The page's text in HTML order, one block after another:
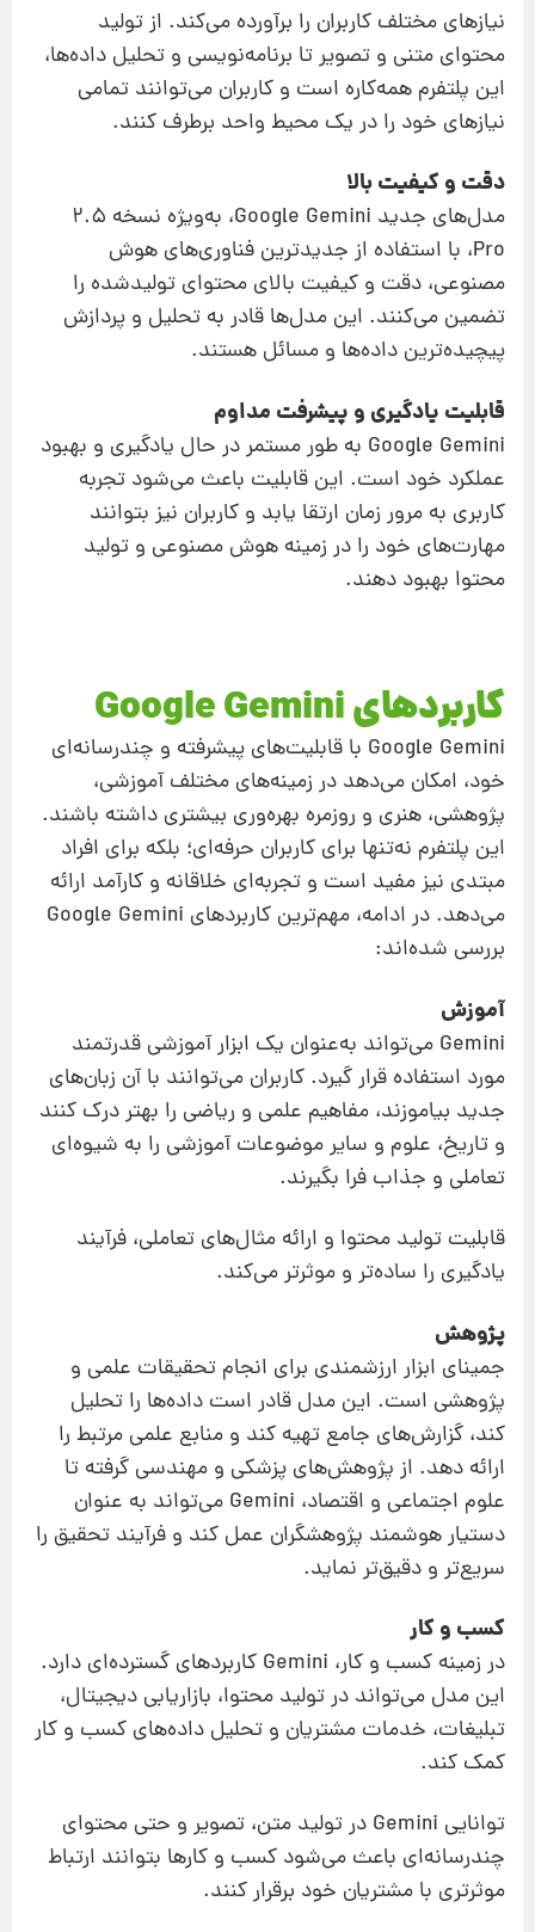
نیازهای مختلف کاربران را برآورده می‌کند. از تولید
محتوای متنی و تصویر تا برنامه‌نویسی و تحلیل داده‌ها،
این پلتفرم همه‌کاره است و کاربران می‌توانند تمامی
نیازهای خود را در یک محیط واحد برطرف کنند.
دقت و کیفیت بالا
مدل‌های جدید Google Gemini، به‌ویژه نسخه 2.5
Pro، با استفاده از جدیدترین فناوری‌های هوش
مصنوعی، دقت و کیفیت بالای محتوای تولیدشده را
تضمین می‌کنند. این مدل‌ها قادر به تحلیل و پردازش
پیچیده‌ترین داده‌ها و مسائل هستند.
قابلیت یادگیری و پیشرفت مداوم
Google Gemini به طور مستمر در حال یادگیری و بهبود
عملکرد خود است. این قابلیت باعث می‌شود تجربه
کاربری به مرور زمان ارتقا یابد و کاربران نیز بتوانند
مهارت‌های خود را در زمینه هوش مصنوعی و تولید
محتوا بهبود دهند.
کاربردهای Google Gemini
Google Gemini با قابلیت‌های پیشرفته و چندرسانه‌ای
خود، امکان می‌دهد در زمینه‌های مختلف آموزشی،
پژوهشی، هنری و روزمره بهره‌وری بیشتری داشته باشند.
این پلتفرم نه‌تنها برای کاربران حرفه‌ای؛ بلکه برای افراد
مبتدی نیز مفید است و تجربه‌ای خلاقانه و کارآمد ارائه
می‌دهد. در ادامه، مهم‌ترین کاربردهای Google Gemini
بررسی شده‌اند:
آموزش
Gemini می‌تواند به‌عنوان یک ابزار آموزشی قدرتمند
مورد استفاده قرار گیرد. کاربران می‌توانند با آن زبان‌های
جدید بیاموزند، مفاهیم علمی و ریاضی را بهتر درک کنند
و تاریخ، علوم و سایر موضوعات آموزشی را به شیوه‌ای
تعاملی و جذاب فرا بگیرند.
قابلیت تولید محتوا و ارائه مثال‌های تعاملی، فرآیند
یادگیری را ساده‌تر و موثرتر می‌کند.
پژوهش
جمینای ابزار ارزشمندی برای انجام تحقیقات علمی و
پژوهشی است. این مدل قادر است داده‌ها را تحلیل
کند، گزارش‌های جامع تهیه کند و منابع علمی مرتبط را
ارائه دهد. از پژوهش‌های پزشکی و مهندسی گرفته تا
علوم اجتماعی و اقتصاد، Gemini می‌تواند به عنوان
دستیار هوشمند پژوهشگران عمل کند و فرآیند تحقیق را
سریع‌تر و دقیق‌تر نماید.
کسب و کار
در زمینه کسب و کار، Gemini کاربردهای گسترده‌ای دارد.
این مدل می‌تواند در تولید محتوا، بازاریابی دیجیتال،
تبلیغات، خدمات مشتریان و تحلیل داده‌های کسب و کار
کمک کند.
توانایی Gemini در تولید متن، تصویر و حتی محتوای
چندرسانه‌ای باعث می‌شود کسب و کارها بتوانند ارتباط
موثرتری با مشتریان خود برقرار کنند.